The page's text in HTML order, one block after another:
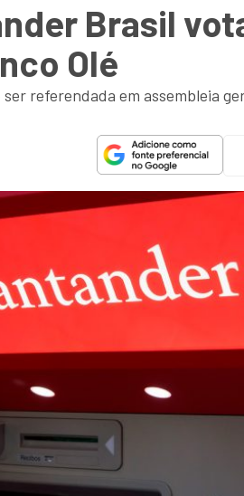
Brasil
Olé
referendada em assembleia